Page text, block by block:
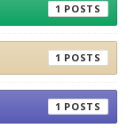
1
1
1